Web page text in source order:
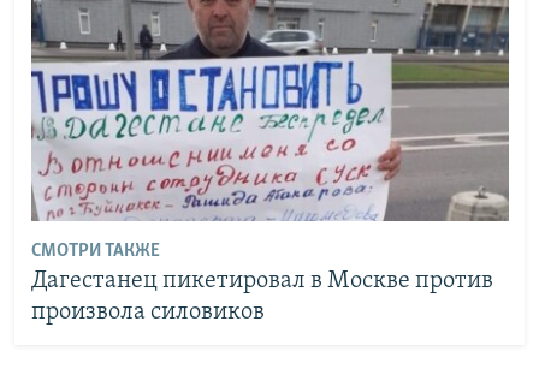
СМОТРИ ТАКЖЕ
Дагестанец пикетировал в Москве против
произвола силовиков